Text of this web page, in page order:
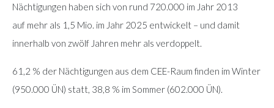
Nächtigungen haben sich von rund 720.000 im Jahr 2013
auf mehr als 1,5 Mio. im Jahr 2025 entwickelt – und damit
innerhalb von zwölf Jahren mehr als verdoppelt.
61,2 % der Nächtigungen aus dem CEE-Raum finden im Winter
(950.000 ÜN) statt, 38,8 % im Sommer (602.000 ÜN).